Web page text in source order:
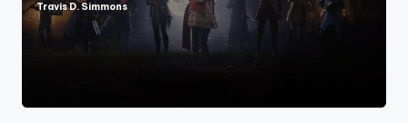
Posted
by
Travis D. Simmons